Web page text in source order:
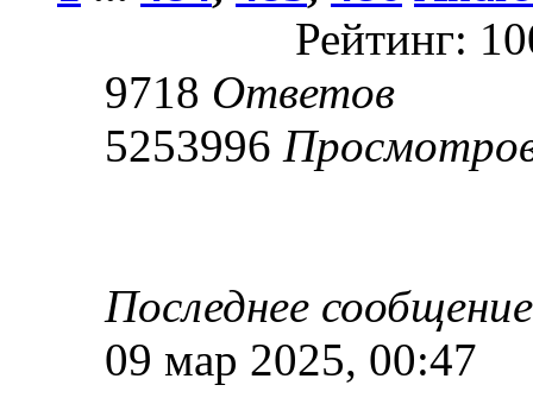
Рейтинг:
9718 Ответов
5253996
Последнее
09 мар 2025, 00:47